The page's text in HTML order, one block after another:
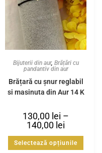
Bijuterii din aur, Brățări cu
pandantiv din aur
Brățară cu șnur reglabil
și mașinuța din Aur 14 K
130,00 lei –
140,00 lei
Selectează opțiunile